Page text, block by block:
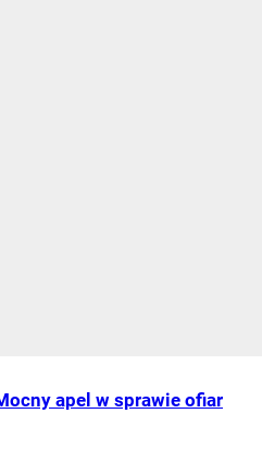
apel w sprawie ofiar